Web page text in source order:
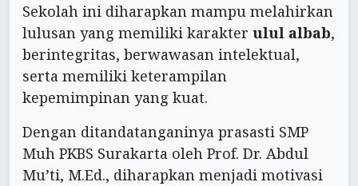
Sekolah ini diharapkan mampu melahirkan
lulusan yang memiliki karakter ulul albab,
berintegritas, berwawasan intelektual,
serta memiliki keterampilan
kepemimpinan yang kuat.
Dengan ditandatanganinya prasasti SMP
Muh PKBS Surakarta oleh Prof. Dr. Abdul
Mu’ti, M.Ed., diharapkan menjadi motivasi